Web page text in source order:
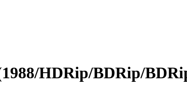
HDRip/BDRip/